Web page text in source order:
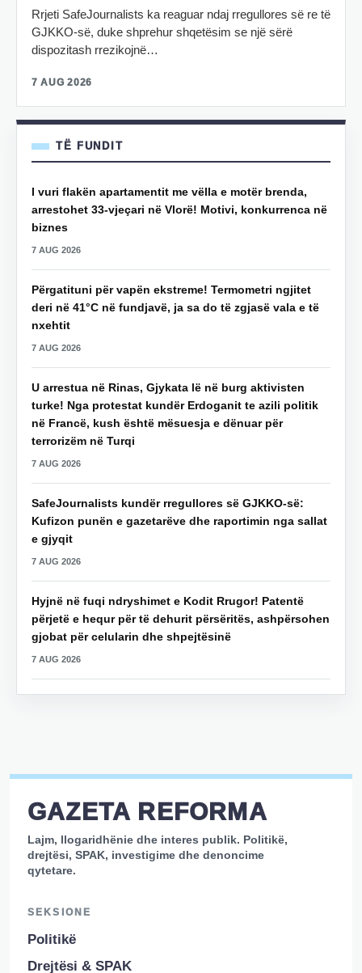
Rrjeti SafeJournalists ka reaguar ndaj rregullores së re të
GJKKO-së, duke shprehur shqetësim se një sërë
dispozitash rrezikojnë…
7 AUG 2026
TË FUNDIT
I vuri flakën apartamentit me vëlla e motër brenda,
arrestohet 33-vjeçari në Vlorë! Motivi, konkurrenca në
biznes
7 AUG 2026
Përgatituni për vapën ekstreme! Termometri ngjitet
deri në 41°C në fundjavë, ja sa do të zgjasë vala e të
nxehtit
7 AUG 2026
U arrestua në Rinas, Gjykata lë në burg aktivisten
turke! Nga protestat kundër Erdoganit te azili politik
në Francë, kush është mësuesja e dënuar për
terrorizëm në Turqi
7 AUG 2026
SafeJournalists kundër rregullores së GJKKO-së:
Kufizon punën e gazetarëve dhe raportimin nga sallat
e gjyqit
7 AUG 2026
Hyjnë në fuqi ndryshimet e Kodit Rrugor! Patentë
përjetë e hequr për të dehurit përsëritës, ashpërsohen
gjobat për celularin dhe shpejtësinë
7 AUG 2026
GAZETA REFORMA
Lajm, llogaridhënie dhe interes publik. Politikë,
drejtësi, SPAK, investigime dhe denoncime
qytetare.
SEKSIONE
Politikë
Drejtësi & SPAK